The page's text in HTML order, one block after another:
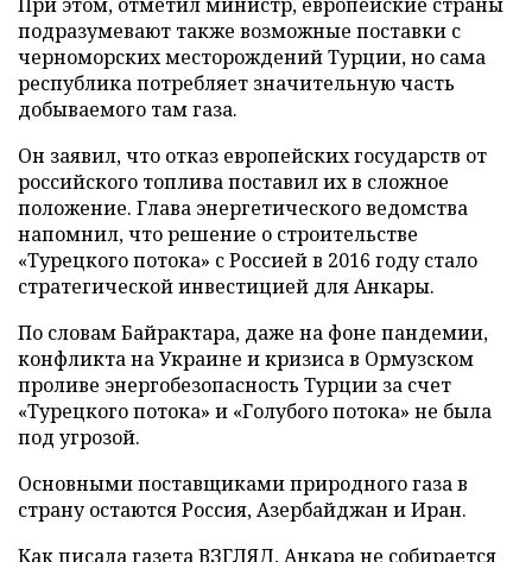
подразумевают также возможные поставки с
черноморских месторождений Турции, но сама
республика потребляет значительную часть
добываемого там газа.
Он заявил, что отказ европейских государств от
российского топлива поставил их в сложное
положение. Глава энергетического ведомства
напомнил, что решение о строительстве
«Турецкого потока» с Россией в 2016 году стало
стратегической инвестицией для Анкары.
По словам Байрактара, даже на фоне пандемии,
конфликта на Украине и кризиса в Ормузском
проливе энергобезопасность Турции за счет
«Турецкого потока» и «Голубого потока» не была
под угрозой.
Основными поставщиками природного газа в
страну остаются Россия, Азербайджан и Иран.
Как писала газета ВЗГЛЯД, Анкара не собирается